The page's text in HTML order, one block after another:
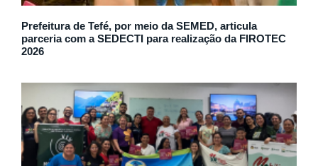
Prefeitura de Tefé, por meio da SEMED, articula
parceria com a SEDECTI para realização da FIROTEC
2026